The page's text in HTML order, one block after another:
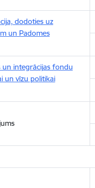
dodoties uz
un Padomes
un integrācijas fondu
un vīzu politikai